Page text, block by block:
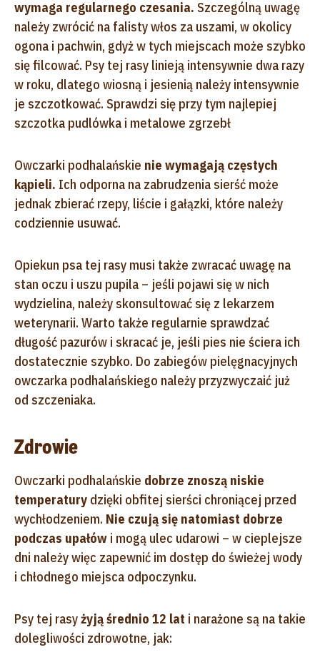
wymaga regularnego czesania. Szczególną uwagę
należy zwrócić na falisty włos za uszami, w okolicy
ogona i pachwin, gdyż w tych miejscach może szybko
się filcować. Psy tej rasy linieją intensywnie dwa razy
w roku, dlatego wiosną i jesienią należy intensywnie
je szczotkować. Sprawdzi się przy tym najlepiej
szczotka pudlówka i metalowe zgrzebł
Owczarki podhalańskie nie wymagają częstych
kąpieli. Ich odporna na zabrudzenia sierść może
jednak zbierać rzepy, liście i gałązki, które należy
codziennie usuwać.
Opiekun psa tej rasy musi także zwracać uwagę na
stan oczu i uszu pupila – jeśli pojawi się w nich
wydzielina, należy skonsultować się z lekarzem
weterynarii. Warto także regularnie sprawdzać
długość pazurów i skracać je, jeśli pies nie ściera ich
dostatecznie szybko. Do zabiegów pielęgnacyjnych
owczarka podhalańskiego należy przyzwyczaić już
od szczeniaka.
Zdrowie
Owczarki podhalańskie dobrze znoszą niskie
temperatury dzięki obfitej sierści chroniącej przed
wychłodzeniem. Nie czują się natomiast dobrze
podczas upałów i mogą ulec udarowi – w cieplejsze
dni należy więc zapewnić im dostęp do świeżej wody
i chłodnego miejsca odpoczynku.
Psy tej rasyżyją średnio 12 lat i narażone są na takie
dolegliwości zdrowotne, jak: